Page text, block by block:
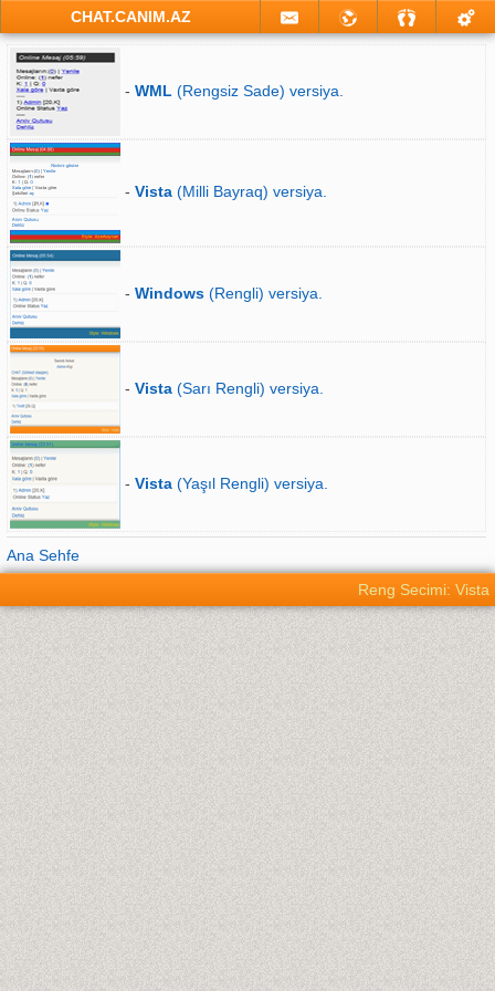
CHAT.CANIM.AZ
- WML (Rengsiz Sade) versiya.
- Vista (Milli Bayraq) versiya.
- Windows (Rengli) versiya.
- Vista (Sarı Rengli) versiya.
- Vista (Yaşıl Rengli) versiya.
Ana Sehfe
Reng Secimi: Vista